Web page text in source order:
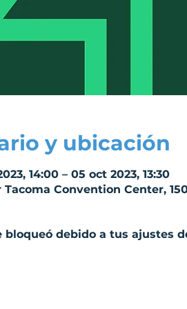
y ubicación
14:00 – 05 oct 2023, 13:30
Tacoma Convention Center,
bloqueó debido a tus ajustes